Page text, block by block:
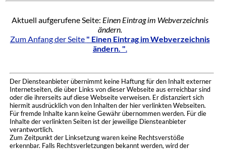
Aktuell aufgerufene Seite: Einen Eintrag im Webverzeichnis
ändern.
Zum Anfang der Seite " Einen Eintrag im Webverzeichnis
ändern. ".
Der Diensteanbieter übernimmt keine Haftung für den Inhalt externer
Internetseiten, die über Links von dieser Webseite aus erreichbar sind
oder die ihrerseits auf diese Webseite verweisen. Er distanziert sich
hiermit ausdrücklich von den Inhalten der hier verlinkten Webseiten.
Für fremde Inhalte kann keine Gewähr übernommen werden. Für die
Inhalte der verlinkten Seiten ist der jeweilige Diensteanbieter
verantwortlich.
Zum Zeitpunkt der Linksetzung waren keine Rechtsverstöße
erkennbar. Falls Rechtsverletzungen bekannt werden, wird der